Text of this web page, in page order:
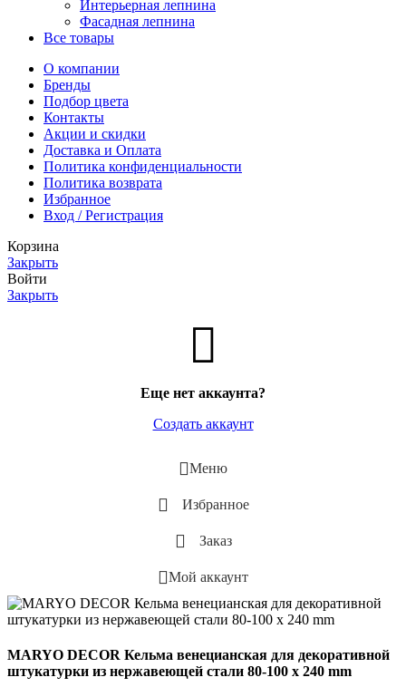
Интерьерная лепнина
Фасадная лепнина
Все товары
О компании
Бренды
Подбор цвета
Контакты
Акции и скидки
Доставка и Оплата
Политика конфиденциальности
Политика возврата
Избранное
Вход / Регистрация
Корзина
Закрыть
Войти
Закрыть
Еще нет аккаунта?
Создать аккаунт
Меню
Избранное
Заказ
Мой аккаунт
MARYO DECOR Кельма венецианская для декоративной
штукатурки из нержавеющей стали 80-100 х 240 mm